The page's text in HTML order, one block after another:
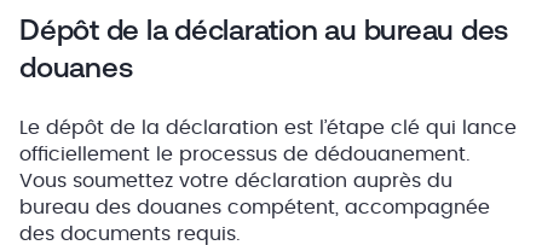
Dépôt de la déclaration au bureau des
douanes
Le dépôt de la déclaration est l’étape clé qui lance
officiellement le processus de dédouanement.
Vous soumettez votre déclaration auprès du
bureau des douanes compétent, accompagnée
des documents requis.